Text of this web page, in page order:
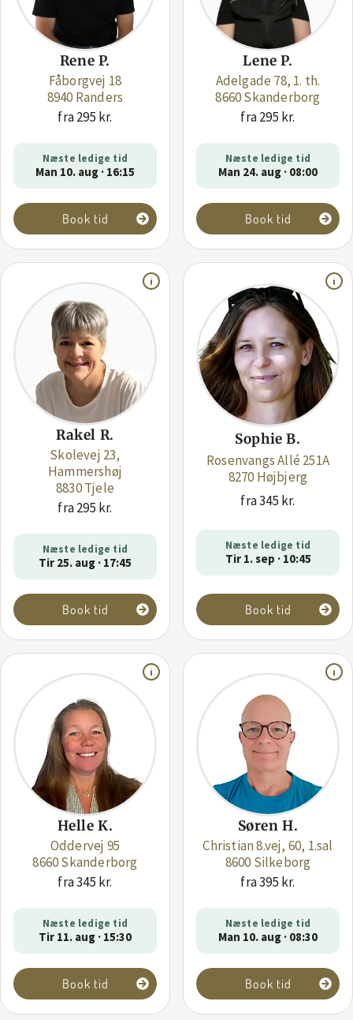
Rene P.
Fåborgvej 18
8940 Randers
fra 295 kr.
Næste ledige tid
Man 10. aug · 16:15
Book tid
Lene P.
Adelgade 78, 1. th.
8660 Skanderborg
fra 295 kr.
Næste ledige tid
Man 24. aug · 08:00
Book tid
Rakel R.
Skolevej 23,
Hammershøj
8830 Tjele
fra 295 kr.
Næste ledige tid
Tir 25. aug · 17:45
Book tid
Sophie B.
Rosenvangs Allé 251A
8270 Højbjerg
fra 345 kr.
Næste ledige tid
Tir 1. sep · 10:45
Book tid
Helle K.
Oddervej 95
8660 Skanderborg
fra 345 kr.
Næste ledige tid
Tir 11. aug · 15:30
Book tid
Søren H.
Christian 8.vej, 60, 1.sal
8600 Silkeborg
fra 395 kr.
Næste ledige tid
Man 10. aug · 08:30
Book tid